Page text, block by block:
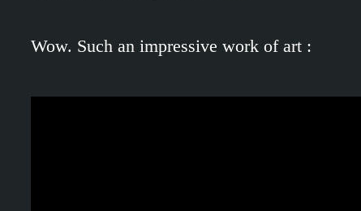
Wow. Such an impressive work of art :